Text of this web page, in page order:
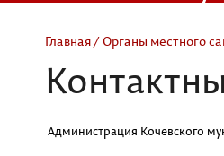
Главная/Органы местного
Администрация Кочевского